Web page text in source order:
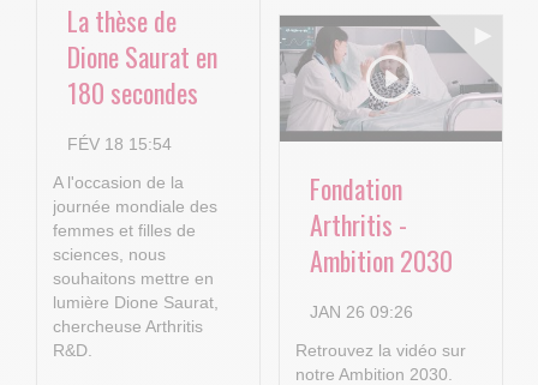
La thèse de
Dione Saurat en
180 secondes
FÉV 18 15:54
A l'occasion de la
journée mondiale des
femmes et filles de
sciences, nous
souhaitons mettre en
lumière Dione Saurat,
chercheuse Arthritis
R&D.
Fondation
Arthritis -
Ambition 2030
JAN 26 09:26
Retrouvez la vidéo sur
notre Ambition 2030.